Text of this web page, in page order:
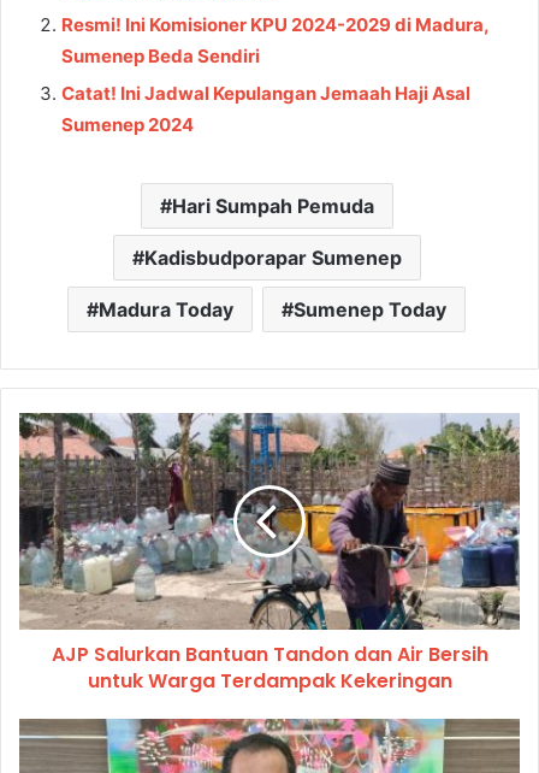
Resmi! Ini Komisioner KPU 2024-2029 di Madura,
Sumenep Beda Sendiri
Catat! Ini Jadwal Kepulangan Jemaah Haji Asal
Sumenep 2024
Hari Sumpah Pemuda
Kadisbudporapar Sumenep
Madura Today Sumenep Today
AJP Salurkan Bantuan Tandon dan Air Bersih
untuk Warga Terdampak Kekeringan